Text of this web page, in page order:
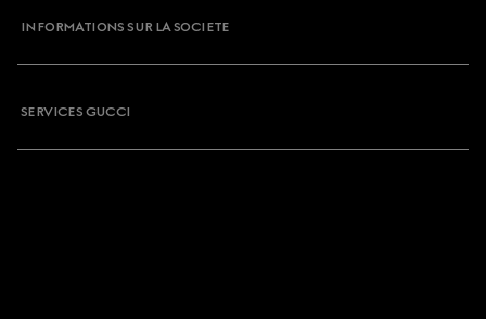
INFORMATIONS SUR LA SOCIETE
SERVICES GUCCI